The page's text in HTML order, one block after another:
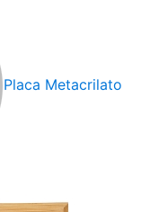
Placa Metacrilato